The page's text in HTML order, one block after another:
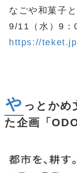
なごや和菓子
9/11（水）9：
https://
や っとかめ
た企画「